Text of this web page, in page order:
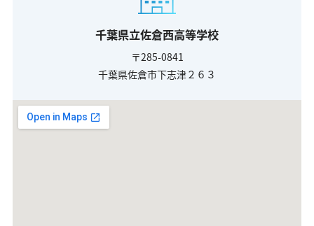
千葉県立佐倉西高等学校
〒285-0841
千葉県佐倉市下志津２６３